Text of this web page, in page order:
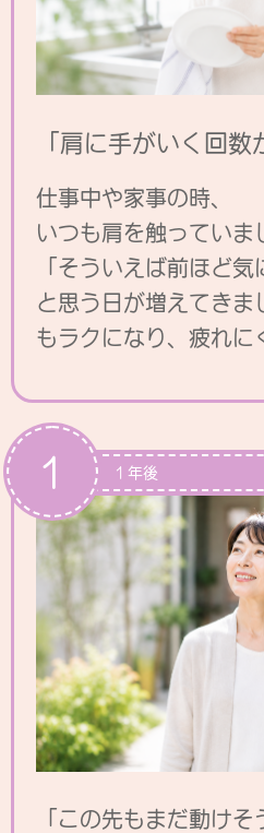
「肩に手がいく回数
仕事中や家事の時、
いつも肩を触っていま
「そういえば前ほど気
と思う日が増えてき
もラクになり、 疲れに
１年後
1
「この先もまだ動けそ